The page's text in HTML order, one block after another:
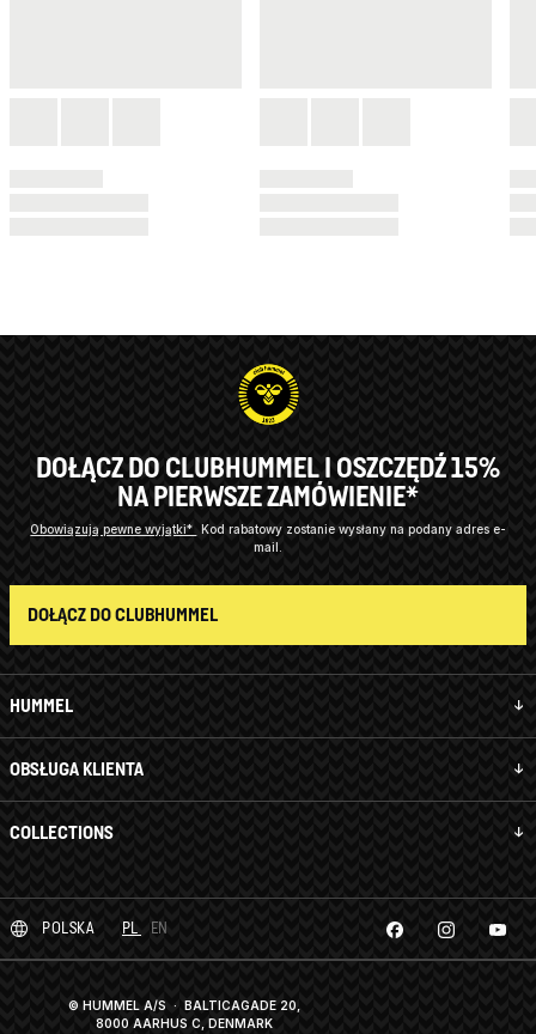
HUMMEL
OBSŁUGA KLIENTA
COLLECTIONS
DOŁĄCZ DO CLUBHUMMEL I OSZCZĘDŹ 15%
NA PIERWSZE ZAMÓWIENIE*
Obowiązują pewne wyjątki*
Kod rabatowy zostanie wysłany na podany adres e-
mail.
DOŁĄCZ DO CLUBHUMMEL
POLSKA PL EN
© HUMMEL A/S · BALTICAGADE 20,
8000 AARHUS C, DENMARK